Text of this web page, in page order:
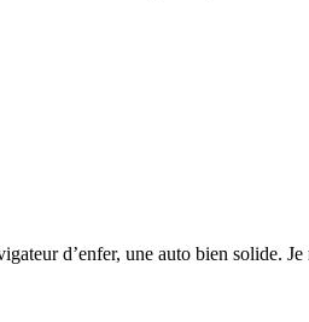
d’enfer, une auto bien solide.